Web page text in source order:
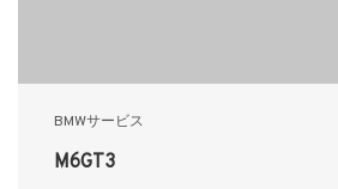
BMWサービス
M6GT3